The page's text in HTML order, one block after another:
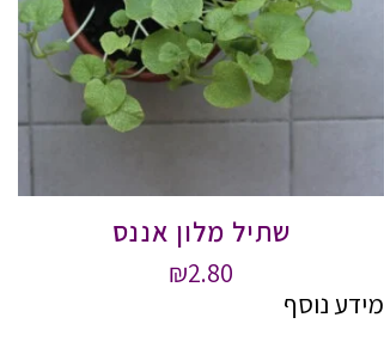
שתיל מלון אננס
₪2.80
מידע נוסף